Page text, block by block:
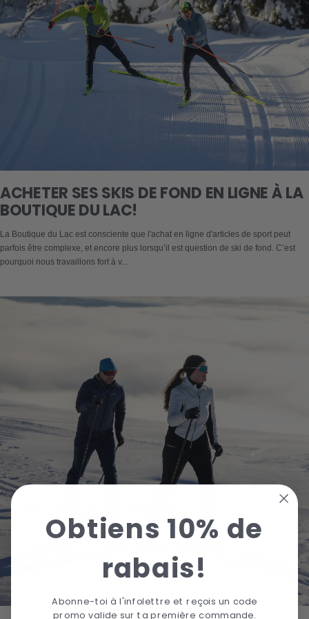
ACHETER SES SKIS DE FOND EN LIGNE À LA
BOUTIQUE DU LAC!
La Boutique du Lac est consciente que l'achat en ligne d'articles de sport peut
parfois être complexe, et encore plus lorsqu’il est question de ski de fond. C’est
pourquoi nous travaillons fort à v...
Obtiens 10% de
rabais!
Abonne-toi à l'infolettre et reçois un code
promo valide sur ta première commande.